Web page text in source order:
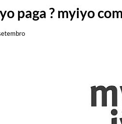
paga ? myiyo